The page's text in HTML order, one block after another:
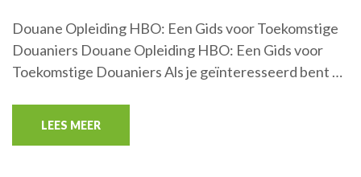
Douane Opleiding HBO: Een Gids voor Toekomstige
Douaniers Douane Opleiding HBO: Een Gids voor
Toekomstige Douaniers Als je geïnteresseerd bent …
LEES MEER